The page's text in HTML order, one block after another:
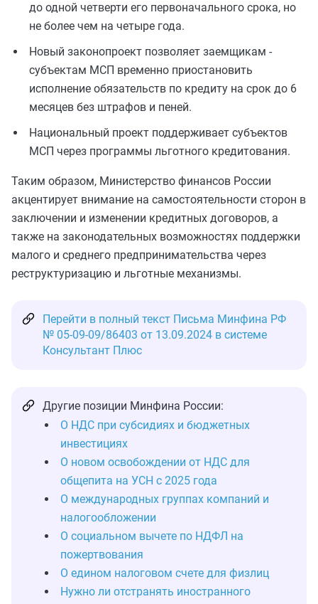
до одной четверти его первоначального срока, но
не более чем на четыре года.
Новый законопроект позволяет заемщикам -
субъектам МСП временно приостановить
исполнение обязательств по кредиту на срок до 6
месяцев без штрафов и пеней.
Национальный проект поддерживает субъектов
МСП через программы льготного кредитования.
Таким образом, Министерство финансов России
акцентирует внимание на самостоятельности сторон в
заключении и изменении кредитных договоров, а
также на законодательных возможностях поддержки
малого и среднего предпринимательства через
реструктуризацию и льготные механизмы.
Перейти в полный текст Письма Минфина РФ
№ 05-09-09/86403 от 13.09.2024 в системе
Консультант Плюс
Другие позиции Минфина России:
О НДС при субсидиях и бюджетных
инвестициях
О новом освобождении от НДС для
общепита на УСН с 2025 года
О международных группах компаний и
налогообложении
О социальном вычете по НДФЛ на
пожертвования
О едином налоговом счете для физлиц
Нужно ли отстранять иностранного